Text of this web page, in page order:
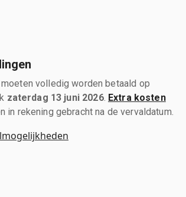
volledig worden betaald op
zaterdag 13 juni 2026. Extra kosten
in rekening gebracht na de vervaldatum.